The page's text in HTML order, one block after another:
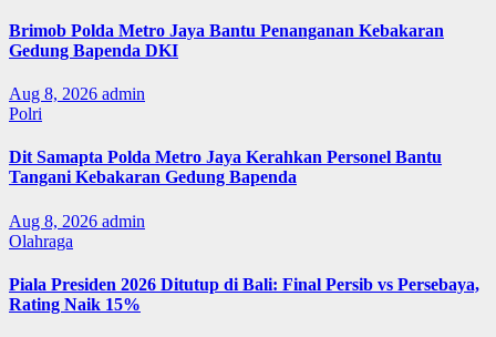
Brimob Polda Metro Jaya Bantu Penanganan Kebakaran
Gedung Bapenda DKI
Aug 8, 2026 admin
Polri
Dit Samapta Polda Metro Jaya Kerahkan Personel Bantu
Tangani Kebakaran Gedung Bapenda
Aug 8, 2026 admin
Olahraga
Piala Presiden 2026 Ditutup di Bali: Final Persib vs Persebaya,
Rating Naik 15%